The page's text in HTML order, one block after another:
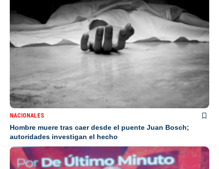
NACIONALES
Hombre muere tras caer desde el puente Juan Bosch;
autoridades investigan el hecho